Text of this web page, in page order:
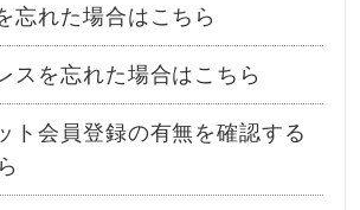
忘れた場合はこちら
スを忘れた場合はこちら
ト会員登録の有無を確認する